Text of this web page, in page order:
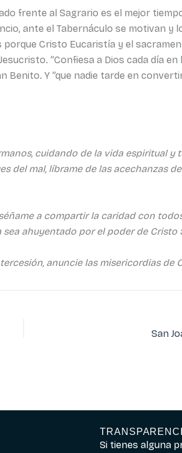
frente al Sagrario es el mejor
ante el Tabernáculo se motivan y
porque Cristo Eucaristía y el
“Confiesa a Dios cada día
Benito. Y “que nadie tarde en
cuidando de la vida espiritual
del mal, líbrame de las acechanzas
a compartir la caridad con
ahuyentado por el poder de Cristo
anuncie las misericordias de
San
Si tienes alguna